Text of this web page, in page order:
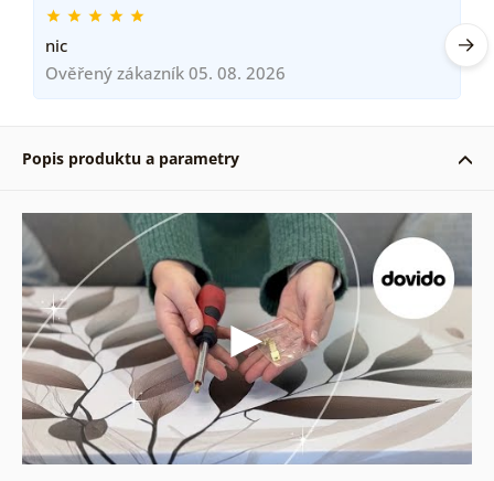
nic
Ověřený zákazník 05. 08. 2026
Popis produktu a parametry